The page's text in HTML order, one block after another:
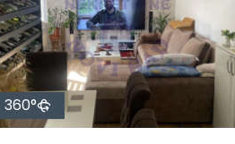
360°